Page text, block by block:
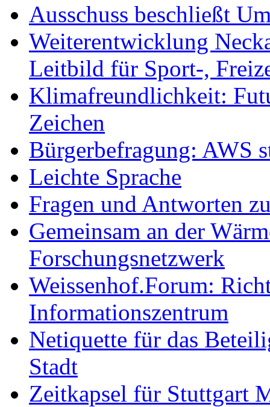
Ausschuss beschließt
Weiterentwicklung
Leitbild für Sport-,
Klimafreundlichkeit:
Zeichen
Bürgerbefragung: AWS
Leichte Sprache
Fragen und Antworten
Gemeinsam an der
Forschungsnetzwerk
Weissenhof.Forum:
Informationszentrum
Netiquette für das
Stadt
Zeitkapsel für Stuttgart